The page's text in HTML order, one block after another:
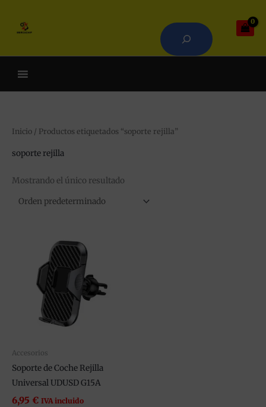
contenido
Inicio / Productos etiquetados “soporte rejilla”
soporte rejilla
Mostrando el único resultado
Accesorios
Soporte de Coche Rejilla
Universal UDUSD G15A
6,95 € IVA incluido